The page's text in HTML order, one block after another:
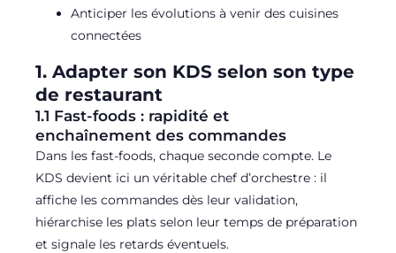
Anticiper les évolutions à venir des cuisines
connectées
1. Adapter son KDS selon son type
de restaurant
1.1 Fast-foods : rapidité et
enchaînement des commandes
Dans les fast-foods, chaque seconde compte. Le
KDS devient ici un véritable chef d’orchestre : il
affiche les commandes dès leur validation,
hiérarchise les plats selon leur temps de préparation
et signale les retards éventuels.